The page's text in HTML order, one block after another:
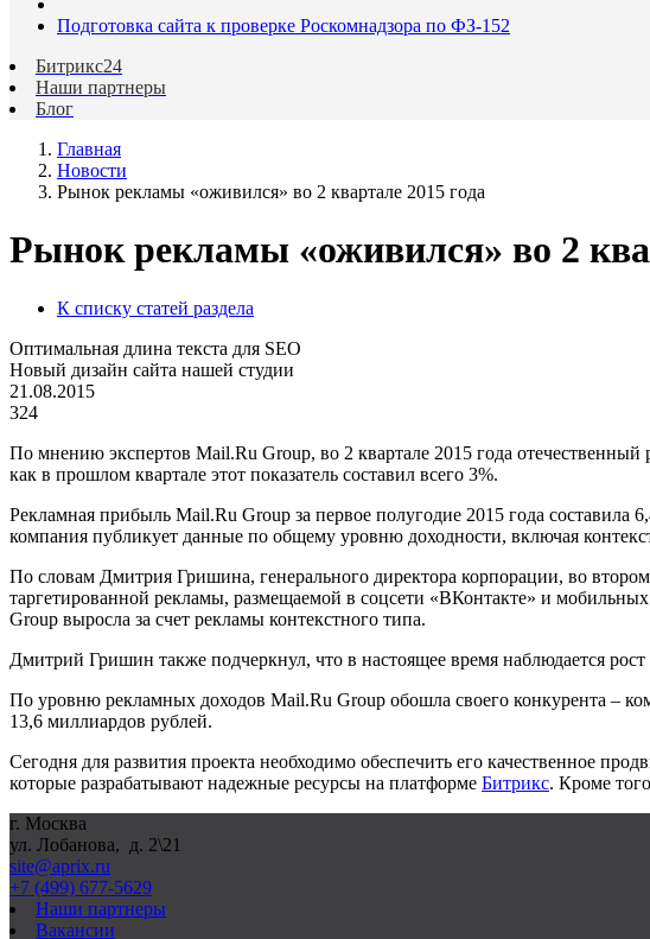
Подготовка сайта к проверке Роскомнадзора по ФЗ-152
Битрикс24
Наши партнеры
Блог
Главная
Новости
Рынок рекламы «оживился» во 2 квартале 2015 года
Рынок рекламы «оживился» во 2
К списку статей раздела
Оптимальная длина текста для SEO
Новый дизайн сайта нашей студии
21.08.2015
324
По мнению экспертов Mail.Ru Group, во 2 квартале 2015 года
как в прошлом квартале этот показатель составил всего 3%.
Рекламная прибыль Mail.Ru Group за первое полугодие 2015 года
компания публикует данные по общему уровню доходности, включая
По словам Дмитрия Гришина, генерального директора корпорации, во
таргетированной рекламы, размещаемой в соцсети «ВКонтакте» и
Group выросла за счет рекламы контекстного типа.
Дмитрий Гришин также подчеркнул, что в настоящее время наблюдается
По уровню рекламных доходов Mail.Ru Group обошла своего конкурента –
13,6 миллиардов рублей.
Сегодня для развития проекта необходимо обеспечить его качественное
которые разрабатывают надежные ресурсы на платформе Битрикс. Кроме
г. Москва
ул. Лобанова, д. 2\21
site@aprix.ru
+7 (499) 677-5629
Наши партнеры
Вакансии